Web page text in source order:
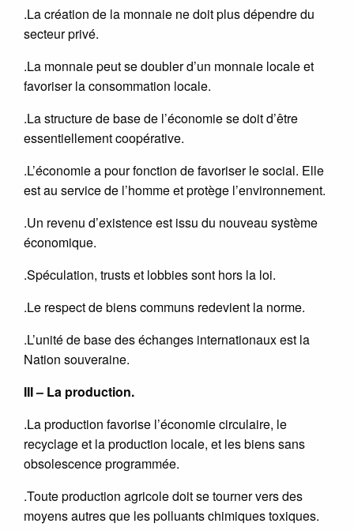
.La création de la monnaie ne doit plus dépendre du
secteur privé.
.La monnaie peut se doubler d’un monnaie locale et
favoriser la consommation locale.
.La structure de base de l’économie se doit d’être
essentiellement coopérative.
.L’économie a pour fonction de favoriser le social. Elle
est au service de l’homme et protège l’environnement.
.Un revenu d’existence est issu du nouveau système
économique.
.Spéculation, trusts et lobbies sont hors la loi.
.Le respect de biens communs redevient la norme.
.L’unité de base des échanges internationaux est la
Nation souveraine.
III – La production.
.La production favorise l’économie circulaire, le
recyclage et la production locale, et les biens sans
obsolescence programmée.
.Toute production agricole doit se tourner vers des
moyens autres que les polluants chimiques toxiques.